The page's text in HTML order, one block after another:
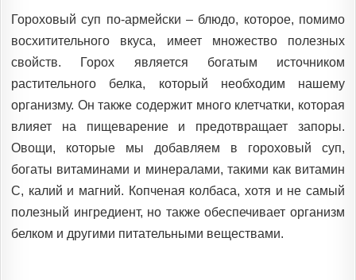
Гороховый суп по-армейски – блюдо, которое, помимо
восхитительного вкуса, имеет множество полезных
свойств. Горох является богатым источником
растительного белка, который необходим нашему
организму. Он также содержит много клетчатки, которая
влияет на пищеварение и предотвращает запоры.
Овощи, которые мы добавляем в гороховый суп,
богаты витаминами и минералами, такими как витамин
С, калий и магний. Копченая колбаса, хотя и не самый
полезный ингредиент, но также обеспечивает организм
белком и другими питательными веществами.